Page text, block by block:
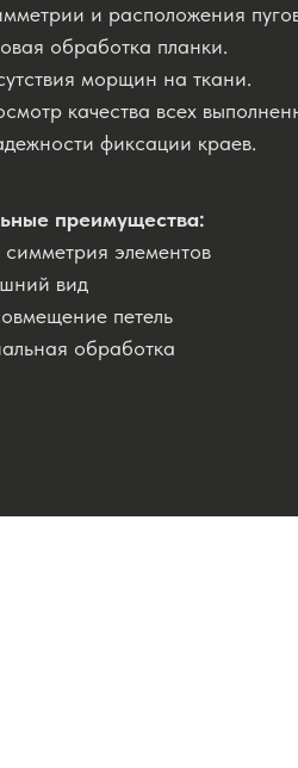
и расположения
обработка планки.
морщин на ткани.
качества всех
фиксации краев.
преимущества:
симметрия элементов
вид
петель
обработка